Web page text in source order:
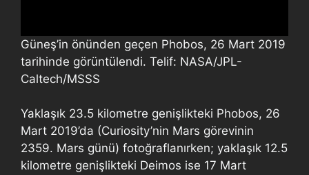
Güneş’in önünden geçen Phobos, 26 Mart 2019
tarihinde görüntülendi. Telif: NASA/JPL-
Caltech/MSSS
Yaklaşık 23.5 kilometre genişlikteki Phobos, 26
Mart 2019’da (Curiosity’nin Mars görevinin
2359. Mars günü) fotoğraflanırken; yaklaşık 12.5
kilometre genişlikteki Deimos ise 17 Mart